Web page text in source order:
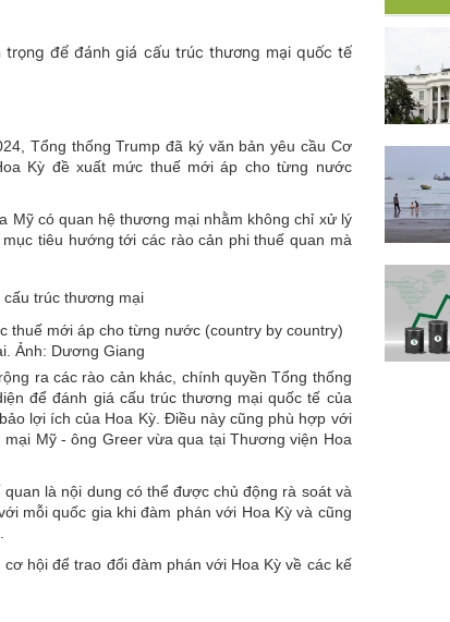
mớiđể đánh giá cấu trúc thương mại quốc tế
Tổng thống Trump đã ký văn bản yêu cầu Cơ
Kỳ đề xuất mức thuế mới áp cho từng nước
Mỹ có quan hệ thương mại nhằm không chỉ xử lý
tiêu hướng tới các rào cản phi thuế quan mà
thuế mới áp cho từng nước (country by country)
Ảnh: Dương Giang
ra các rào cản khác, chính quyền Tổng thống
để đánh giá cấu trúc thương mại quốc tế của
lợi ích của Hoa Kỳ. Điều này cũng phù hợp với
Mỹ - ông Greer vừa qua tại Thương viện Hoa
là nội dung có thể được chủ động rà soát và
mỗi quốc gia khi đàm phán với Hoa Kỳ và cũng
hội để trao đổi đàm phán với Hoa Kỳ về các kế